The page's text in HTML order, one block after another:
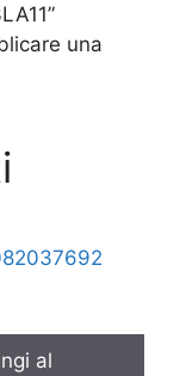
una
al